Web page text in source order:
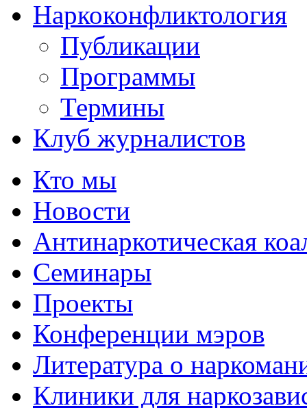
Наркоконфликтология
Публикации
Программы
Термины
Клуб журналистов
Кто мы
Новости
Антинаркотическая
Семинары
Проекты
Конференции мэров
Литература о
Клиники для